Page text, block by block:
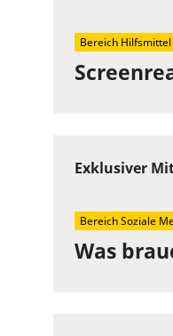
Bereich Hilfsmittel
Was
Exklusiver
Bereich Soziale